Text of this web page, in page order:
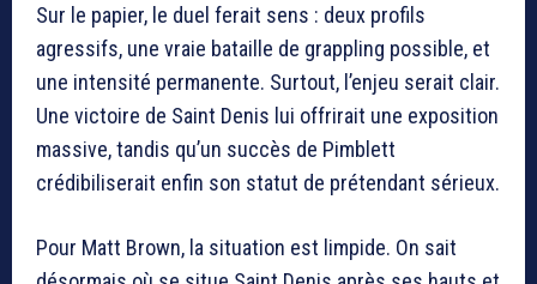
Sur le papier, le duel ferait sens : deux profils
agressifs, une vraie bataille de grappling possible, et
une intensité permanente. Surtout, l’enjeu serait clair.
Une victoire de Saint Denis lui offrirait une exposition
massive, tandis qu’un succès de Pimblett
crédibiliserait enfin son statut de prétendant sérieux.
Pour Matt Brown, la situation est limpide. On sait